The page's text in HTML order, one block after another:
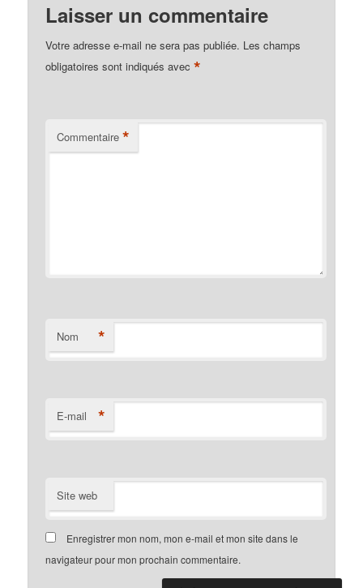
Laisser un commentaire
Votre adresse e-mail ne sera pas publiée. Les champs
obligatoires sont indiqués avec*
Commentaire *
Nom *
E-mail *
Site web
Enregistrer mon nom, mon e-mail et mon site dans le
navigateur pour mon prochain commentaire.